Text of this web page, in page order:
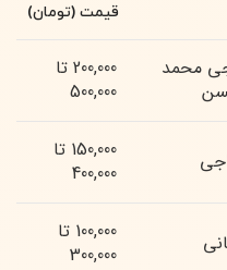
قیمت (تومان)
محمد
200,000 تا
500,000
150,000 تا
400,000
100,000 تا
300,000